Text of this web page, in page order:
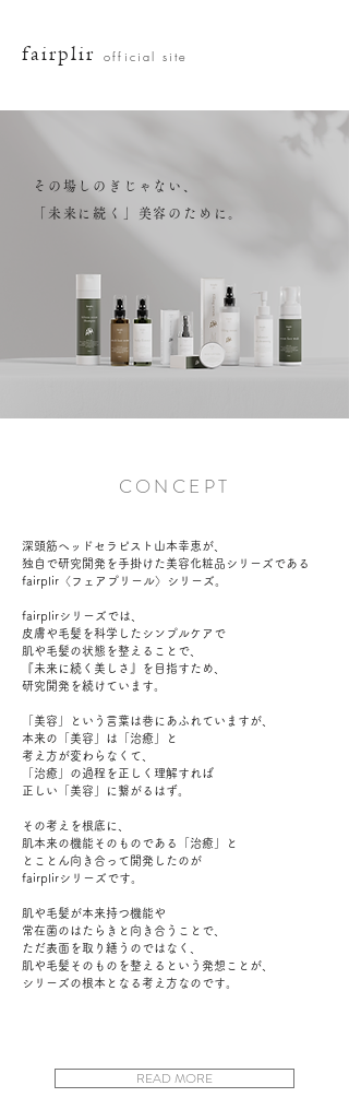
fairplir official site
その場しのぎじゃない、
「未来に続く」美容のために。
CONCEPT
深頭筋ヘッドセラピスト山本幸恵が、
独自で研究開発を手掛けた美容化粧品シリーズである
fairplir〈フェアプリール〉シリーズ。
fairplirシリーズでは、
皮膚や毛髪を科学したシンプルケアで
肌や毛髪の状態を整えることで、
『未来に続く美しさ』を目指すため、
研究開発を続けています。
「美容」という言葉は巷にあふれていますが、
本来の「美容」は「治癒」と
考え方が変わらなくて、
「治癒」の過程を正しく理解すれば
正しい「美容」に繋がるはず。
その考えを根底に、
肌本来の機能そのものである「治癒」と
とことん向き合って開発したのが
fairplirシリーズです。
肌や毛髪が本来持つ機能や
常在菌のはたらきと向き合うことで、
ただ表面を取り繕うのではなく、
肌や毛髪そのものを整えるという発想ことが、
シリーズの根本となる考え方なのです。
READ MORE